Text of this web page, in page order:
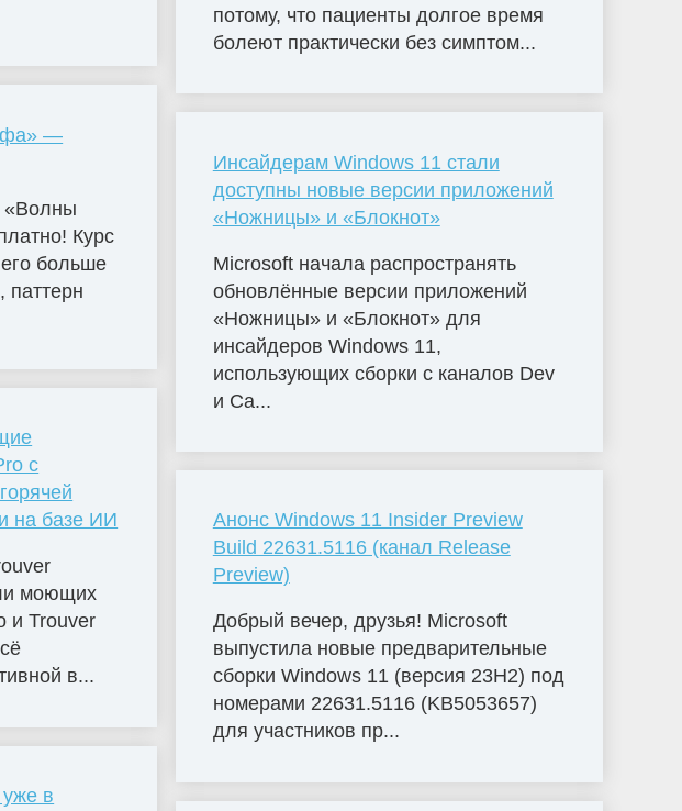
—
«Волны
Курс
больше
паттерн
с
на базе ИИ
моющих
и Trouver
в...
в
потому, что пациенты долгое время
болеют практически без симптом...
Инсайдерам Windows 11 стали
доступны новые версии приложений
«Ножницы» и «Блокнот»
Microsoft начала распространять
обновлённые версии приложений
«Ножницы» и «Блокнот» для
инсайдеров Windows 11,
использующих сборки с каналов Dev
и Ca...
Анонс Windows 11 Insider Preview
Build 22631.5116 (канал Release
Preview)
Добрый вечер, друзья! Microsoft
выпустила новые предварительные
сборки Windows 11 (версия 23H2) под
номерами 22631.5116 (KB5053657)
для участников пр...